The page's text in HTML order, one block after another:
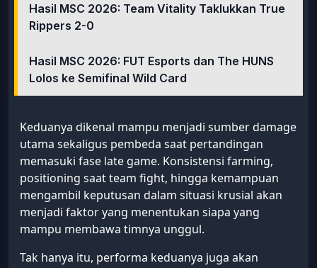
Hasil MSC 2026: Team Vitality Taklukkan True
Rippers 2-0
Hasil MSC 2026: FUT Esports dan The HUNS
Lolos ke Semifinal Wild Card
Keduanya dikenal mampu menjadi sumber damage
utama sekaligus pembeda saat pertandingan
memasuki fase late game. Konsistensi farming,
positioning saat team fight, hingga kemampuan
mengambil keputusan dalam situasi krusial akan
menjadi faktor yang menentukan siapa yang
mampu membawa timnya unggul.
Tak hanya itu, performa keduanya juga akan